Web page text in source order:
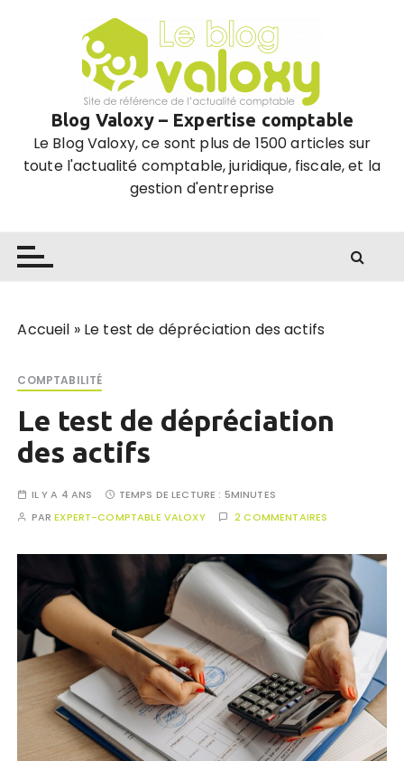
Blog Valoxy – Expertise comptable
Le Blog Valoxy, ce sont plus de 1500 articles sur
toute l'actualité comptable, juridique, fiscale, et la
gestion d'entreprise
Accueil » Le test de dépréciation des actifs
COMPTABILITÉ
Le test de dépréciation
des actifs
IL Y A 4 ANS TEMPS DE LECTURE : 5MINUTES
PAREXPERT-COMPTABLE VALOXY 2 COMMENTAIRES